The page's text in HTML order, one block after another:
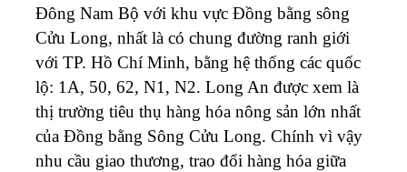
Đông Nam Bộ với khu vực Đồng bằng sông
Cửu Long, nhất là có chung đường ranh giới
với TP. Hồ Chí Minh, bằng hệ thống các quốc
lộ: 1A, 50, 62, N1, N2. Long An được xem là
thị trường tiêu thụ hàng hóa nông sản lớn nhất
của Đồng bằng Sông Cửu Long. Chính vì vậy
nhu cầu giao thương, trao đổi hàng hóa giữa